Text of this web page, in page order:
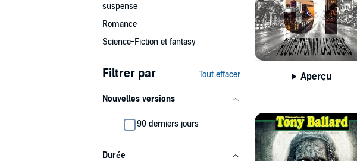
suspense
Romance
Science-Fiction et fantasy
Filtrer par Tout effacer
Nouvelles versions
90 derniers jours
Durée
Aperçu